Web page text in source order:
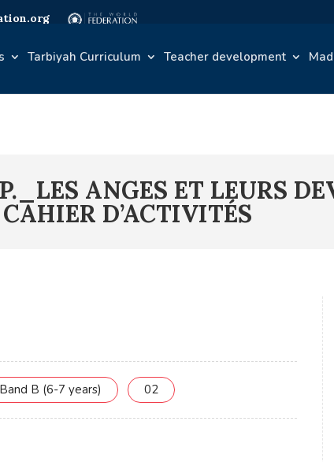
Tarbiyah Curriculum Teacher development
ANGES ET LEURS
CAHIER D’ACTIVITÉS
Band B (6-7 years) 02